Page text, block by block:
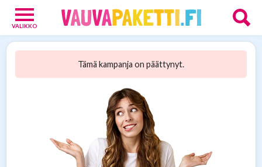
VALIKKO
Tämä kampanja on päättynyt.
Vauvoille